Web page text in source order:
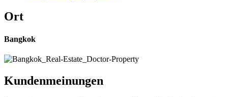
Ort
Bangkok
Kundenmeinungen